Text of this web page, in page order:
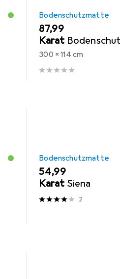
Bodenschutzmatte
EUR
87,99
Karat
300 x 114 cm
Bodenschutzmatte
EUR
54,99
Karat Siena
2